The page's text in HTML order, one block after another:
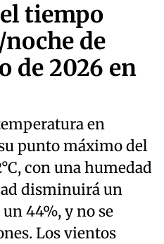
tiempo
de
de 2026 en
en
punto máximo del
con una humedad
disminuirá un
44%, y no se
Los vientos